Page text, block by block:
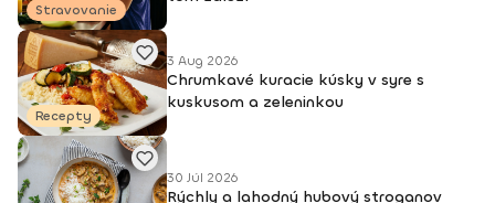
Stravovanie
Recepty
3 Aug 2026
Chrumkavé kuracie kúsky v syre s
kuskusom a zeleninkou
30 Júl 2026
Rýchly a lahodný hubový stroganov